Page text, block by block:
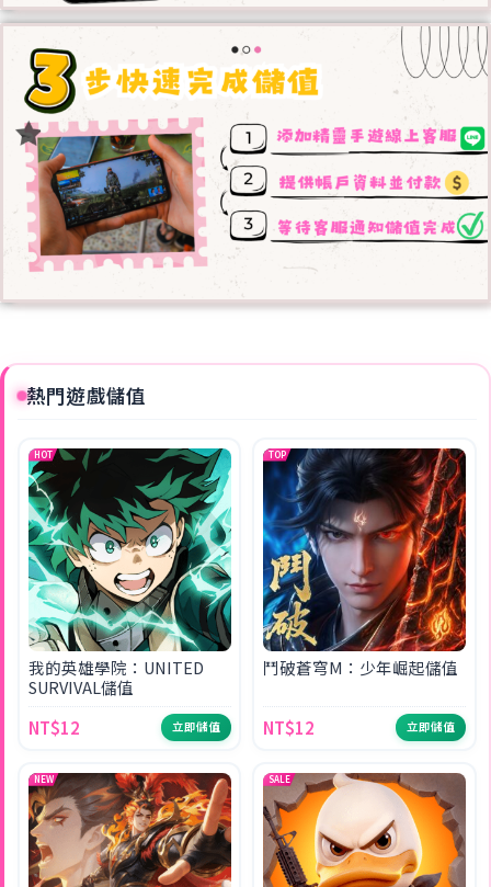
熱門遊戲儲值
HOT
我的英雄學院：UNITED
SURVIVAL儲值
NT$12
立即儲值
TOP
鬥破蒼穹M：少年崛起儲值
NT$12 立即儲值
NEW SALE